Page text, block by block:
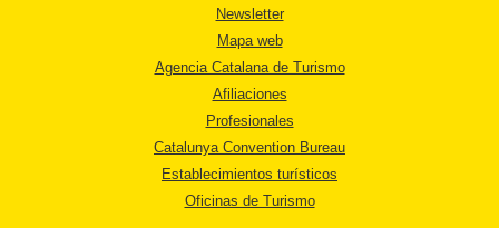
Newsletter
Mapa web
Agencia Catalana de Turismo
Afiliaciones
Profesionales
Catalunya Convention Bureau
Establecimientos turísticos
Oficinas de Turismo